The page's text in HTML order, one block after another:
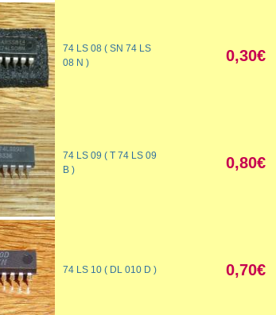
74 LS 08 ( SN 74 LS
08 N )
0,30€
74 LS 09 ( T 74 LS 09
B )
0,80€
74 LS 10 ( DL 010 D ) 0,70€